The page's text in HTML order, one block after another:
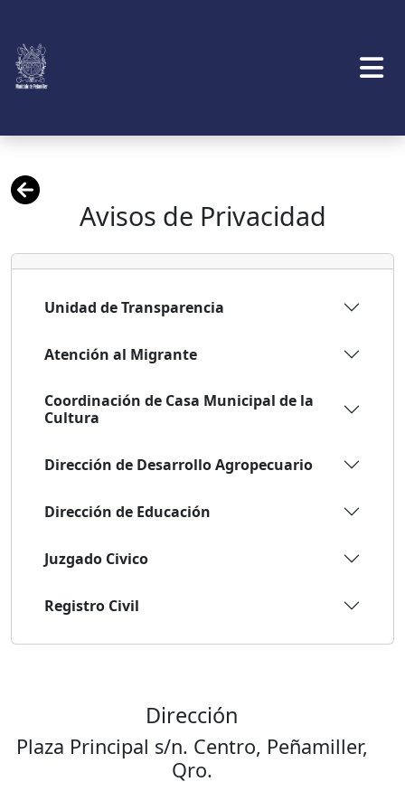
Avisos de Privacidad
Unidad de Transparencia
Atención al Migrante
Coordinación de Casa Municipal de la
Cultura
Dirección de Desarrollo Agropecuario
Dirección de Educación
Juzgado Civico
Registro Civil
Dirección
Plaza Principal s/n. Centro, Peñamiller,
Qro.